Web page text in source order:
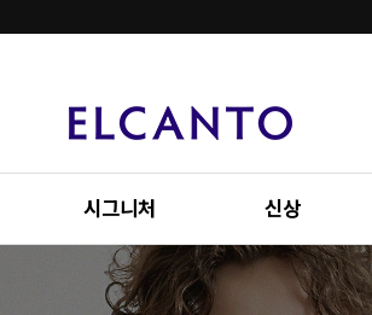
시그니처 신상